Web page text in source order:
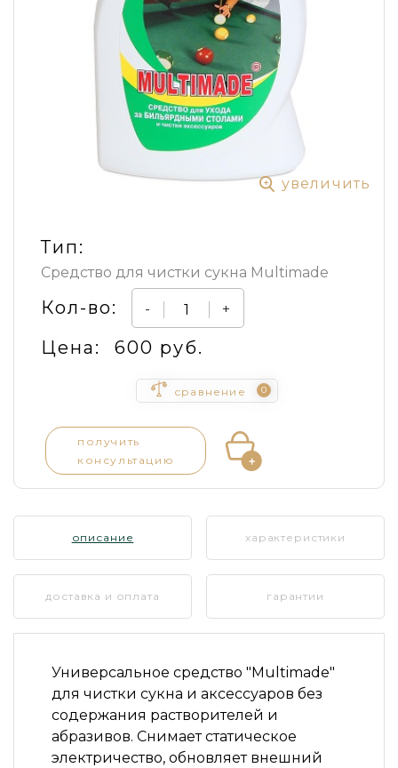
увеличить
Тип:
Средство для чистки сукна Multimade
Кол-во: - +
Цена: 600 руб.
сравнение 0
получить
консультацию
описание характеристики
доставка и оплата гарантии
Универсальное средство "Multimade"
для чистки сукна и аксессуаров без
содержания растворителей и
абразивов. Снимает статическое
электричество, обновляет внешний